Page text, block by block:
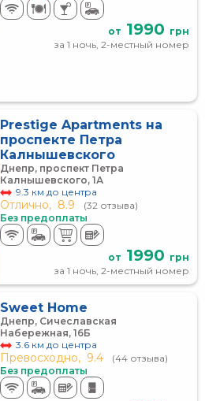
от 1990 грн
за 1 ночь, 2-местный номер
Prestige Apartments на
проспекте Петра
Калнышевского
Днепр, проспект Петра
Калнышевского, 1А
9.3 км до центра
Отлично, 8.9
(32 отзыва)
Без предоплаты
от 1990 грн
за 1 ночь, 2-местный номер
Sweet Home
Днепр, Сичеславская
Набережная, 16Б
3.6 км до центра
Превосходно, 9.4
(44 отзыва)
Без предоплаты